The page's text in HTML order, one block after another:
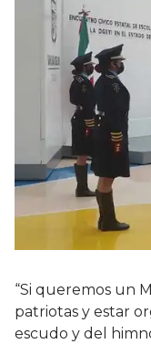
“Si queremos un
patriotas y estar
escudo y del